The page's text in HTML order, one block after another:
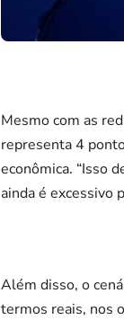
Mesmo com as
representa 4
econômica. “Isso
ainda é excessivo
Além disso, o
termos reais, nos